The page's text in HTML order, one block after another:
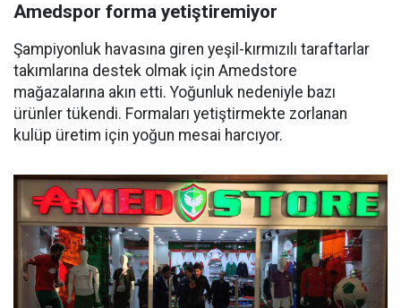
Amedspor forma yetiştiremiyor
Şampiyonluk havasına giren yeşil-kırmızılı taraftarlar
takımlarına destek olmak için Amedstore
mağazalarına akın etti. Yoğunluk nedeniyle bazı
ürünler tükendi. Formaları yetiştirmekte zorlanan
kulüp üretim için yoğun mesai harcıyor.